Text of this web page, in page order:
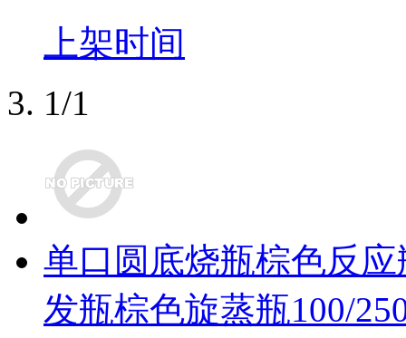
上架时间
1/1
单口圆底烧瓶棕色反
发瓶棕色旋蒸瓶100/